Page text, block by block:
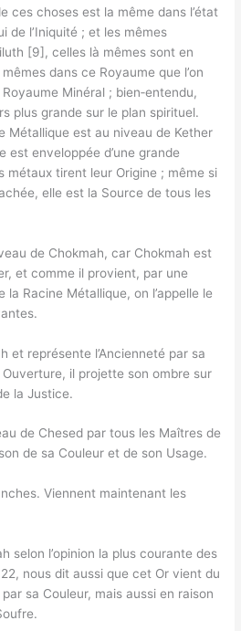
ces choses est la même dans l’état
de l’Iniquité ; et les mêmes
[9], celles là mêmes sont en
dans ce Royaume que l’on
Minéral ; bien‑entendu,
plus grande sur le plan spirituel.
Métallique est au niveau de Kether
est enveloppée d’une grande
métaux tirent leur Origine ; même si
elle est la Source de tous les
de Chokmah, car Chokmah est
et comme il provient, par une
Racine Métallique, on l’appelle le
et représente l’Ancienneté par sa
il projette son ombre sur
la Justice.
de Chesed par tous les Maîtres de
de sa Couleur et de son Usage.
Viennent maintenant les
selon l’opinion la plus courante des
nous dit aussi que cet Or vient du
sa Couleur, mais aussi en raison